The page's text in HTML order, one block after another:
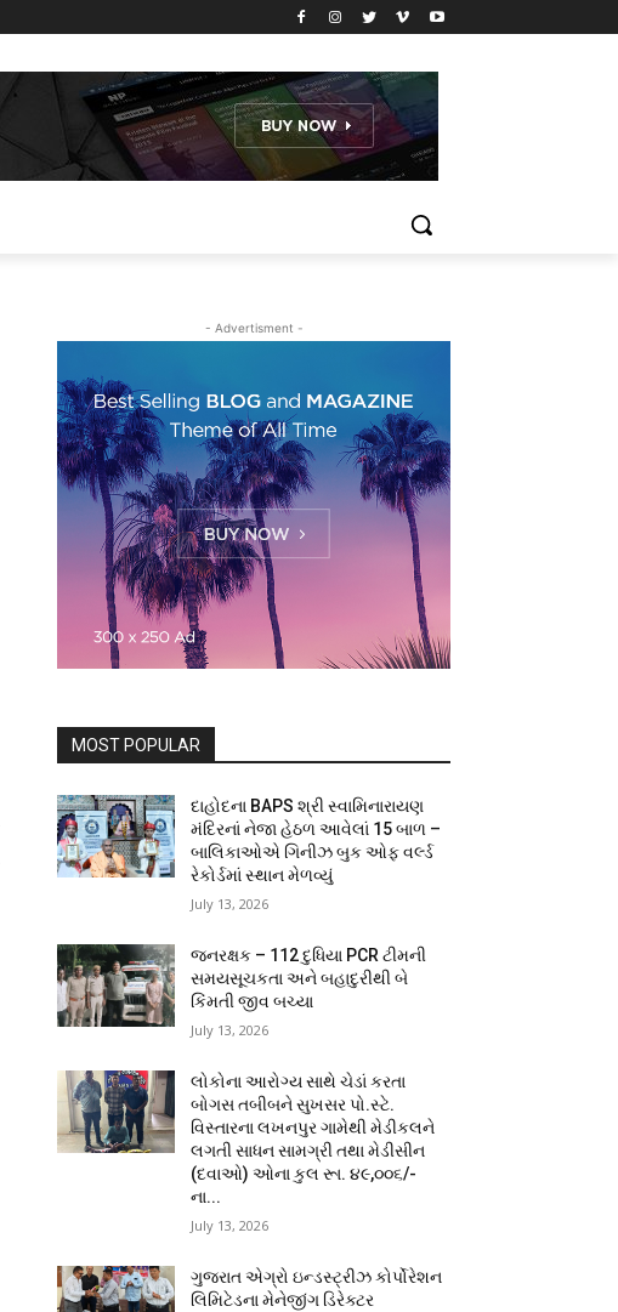
- Advertisment -
MOST POPULAR
દાહોદના BAPS શ્રી સ્વામિનારાયણ
મંદિરનાં નેજા હેઠળ આવેલાં 15 બાળ –
બાલિકાઓએ ગિનીઝ બુક ઓફ વર્લ્ડ
રેકોર્ડમાં સ્થાન મેળવ્યું
July 13, 2026
જનરક્ષક – 112 દુધિયા PCR ટીમની
સમયસૂચકતા અને બહાદુરીથી બે
કિંમતી જીવ બચ્યા
July 13, 2026
લોકોના આરોગ્ય સાથે ચેડાં કરતા
બોગસ તબીબને સુખસર પો.સ્ટે.
વિસ્તારના લખનપુર ગામેથી મેડીકલને
લગતી સાધન સામગ્રી તથા મેડીસીન
(દવાઓ) ઓના કુલ રૂા. ૪૯,૦૦૬/-
ના...
July 13, 2026
ગુજરાત એગ્રો ઇન્ડસ્ટ્રીઝ કોર્પોરેશન
લિમિટેડના મેનેજીંગ ડિરેક્ટર